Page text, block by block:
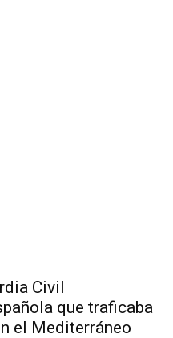
Civil
que traficaba
el Mediterráneo